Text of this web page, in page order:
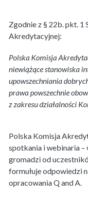
Zgodnie z § 22b. pkt.
Akredytacyjnej:
Polska Komisja
niewiążące stanowiska
upowszechniania
prawa powszechnie
z zakresu działalności
Polska Komisja
spotkania i webinaria –
gromadzi od
formułuje odpowiedzi
opracowania Q and A.